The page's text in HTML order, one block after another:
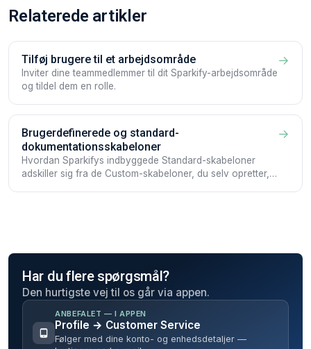
Relaterede artikler
Tilføj brugere til et arbejdsområde
Inviter dine teammedlemmer til dit Sparkify-arbejdsområde
og tildel dem en rolle.
→
Brugerdefinerede og standard-
dokumentationsskabeloner
Hvordan Sparkifys indbyggede Standard-skabeloner
adskiller sig fra de Custom-skabeloner, du selv opretter,
→
Har du flere spørgsmål?
Den hurtigste vej til os går via appen.
ANBEFALET — I APPEN
Profile → Customer Service
Følger med dine konto- og enhedsdetaljer —